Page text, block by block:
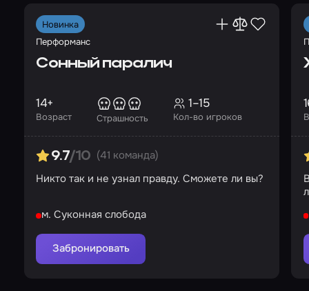
Новинка
Перформанс
Сонный паралич
Возраст
14+
Страшность Кол-во игроков
1–15
9.7/10 (41 команда)
Никто так и не узнал правду. Сможете ли вы?
м. Суконная слобода
Забронировать